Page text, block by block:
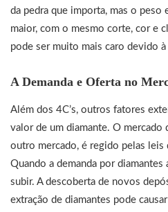
da pedra que importa, mas o peso
maior, com o mesmo corte, cor e
pode ser muito mais caro devido à
A Demanda e Oferta no
Além dos 4C’s, outros fatores
valor de um diamante. O mercado
outro mercado, é regido pelas leis
Quando a demanda por
subir. A descoberta de novos
extração de diamantes pode